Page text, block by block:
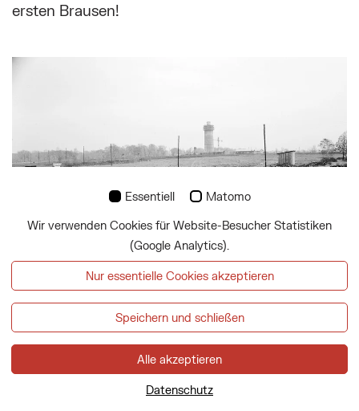
ersten Brausen!
Bauarbeiten am Bruckhaufen für die WIG 64, 1962, Fotostudio
Karoly/ ÖNB-Bildarchiv / picturedesk.com
Martina Nußbaumer
Inwieweit war die WIG 64 auch als Arbeitsort
Essentiell Matomo
Wir verwenden Cookies für Website-Besucher Statistiken
(Google Analytics).
Nur essentielle Cookies akzeptieren
Speichern und schließen
Alle akzeptieren
Datenschutz